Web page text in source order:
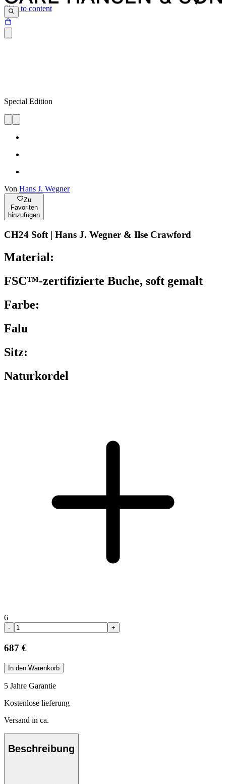
Skip to content
Special Edition
Von Hans J. Wegner
Zu
Favoriten
hinzufügen
CH24 Soft | Hans J. Wegner & Ilse Crawford
Material:
FSC™-zertifizierte Buche, soft gemalt
Farbe:
Falu
Sitz:
Naturkordel
6
- +
687 €
In den Warenkorb
5 Jahre Garantie
Kostenlose lieferung
Versand in ca.
Beschreibung